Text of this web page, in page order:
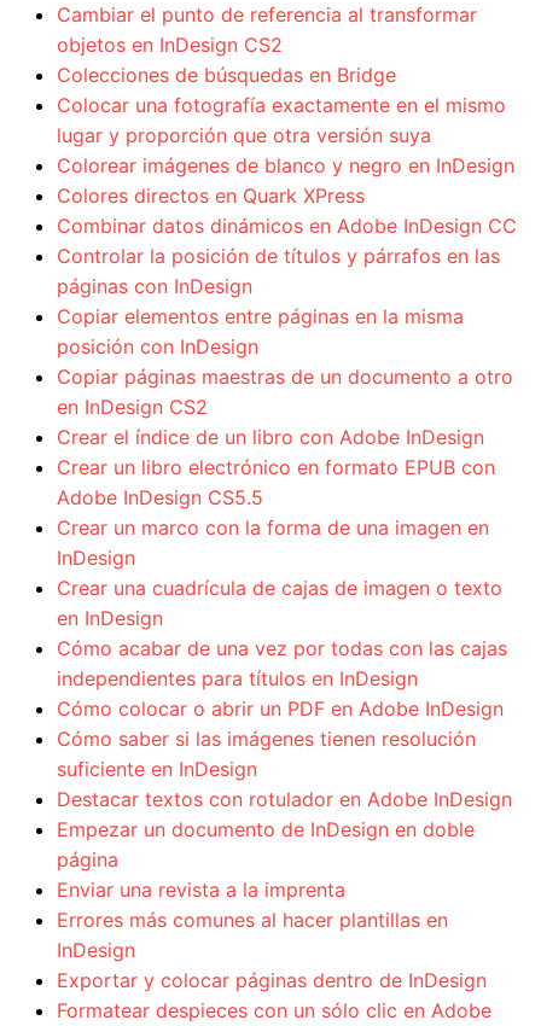
Cambiar el punto de referencia al transformar
objetos en InDesign CS2
Colecciones de búsquedas en Bridge
Colocar una fotografía exactamente en el mismo
lugar y proporción que otra versión suya
Colorear imágenes de blanco y negro en InDesign
Colores directos en Quark XPress
Combinar datos dinámicos en Adobe InDesign CC
Controlar la posición de títulos y párrafos en las
páginas con InDesign
Copiar elementos entre páginas en la misma
posición con InDesign
Copiar páginas maestras de un documento a otro
en InDesign CS2
Crear el índice de un libro con Adobe InDesign
Crear un libro electrónico en formato EPUB con
Adobe InDesign CS5.5
Crear un marco con la forma de una imagen en
InDesign
Crear una cuadrícula de cajas de imagen o texto
en InDesign
Cómo acabar de una vez por todas con las cajas
independientes para títulos en InDesign
Cómo colocar o abrir un PDF en Adobe InDesign
Cómo saber si las imágenes tienen resolución
suficiente en InDesign
Destacar textos con rotulador en Adobe InDesign
Empezar un documento de InDesign en doble
página
Enviar una revista a la imprenta
Errores más comunes al hacer plantillas en
InDesign
Exportar y colocar páginas dentro de InDesign
Formatear despieces con un sólo clic en Adobe